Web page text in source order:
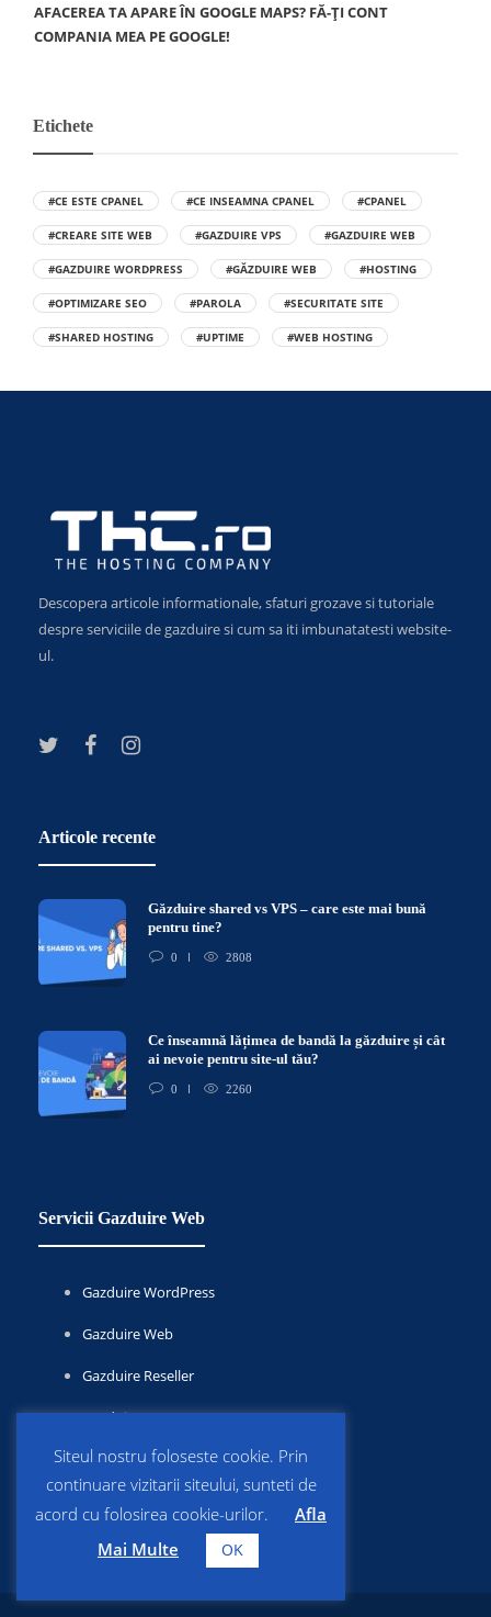
AFACEREA TA APARE ÎN GOOGLE MAPS? FĂ-ȚI CONT
COMPANIA MEA PE GOOGLE!
Etichete
#CE ESTE CPANEL #CE INSEAMNA CPANEL #CPANEL
#CREARE SITE WEB #GAZDUIRE VPS #GAZDUIRE WEB
#GAZDUIRE WORDPRESS #GĂZDUIRE WEB #HOSTING
#OPTIMIZARE SEO #PAROLA #SECURITATE SITE
#SHARED HOSTING #UPTIME #WEB HOSTING
Descopera articole informationale, sfaturi grozave si tutoriale
despre serviciile de gazduire si cum sa iti imbunatatesti website-
ul.
Articole recente
Găzduire shared vs VPS – care este mai bună
pentru tine?
0 2808
Ce înseamnă lățimea de bandă la găzduire și cât
ai nevoie pentru site-ul tău?
0 2260
Servicii Gazduire Web
Gazduire WordPress
Gazduire Web
Gazduire Reseller
Gazduire VPS
Servere Dedicate
Siteul nostru foloseste cookie. Prin
continuare vizitarii siteului, sunteti de
acord cu folosirea cookie-urilor.
Afla
Mai Multe
OK